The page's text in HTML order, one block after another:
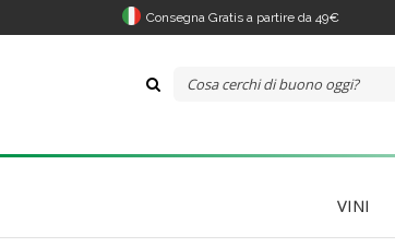
Consegna Gratis a partire da 49€
VINI